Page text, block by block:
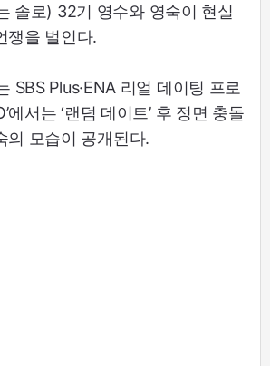
솔로) 32기 영수와 영숙이 현실
쟁을 벌인다.
SBS Plus·ENA 리얼 데이팅 프로
에서는 ‘랜덤 데이트’ 후 정면 충돌
의 모습이 공개된다.